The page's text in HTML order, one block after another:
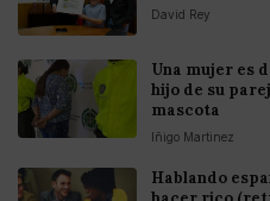
David Rey
Una mujer es
hijo de su
mascota
Iñigo Martinez
Hablando